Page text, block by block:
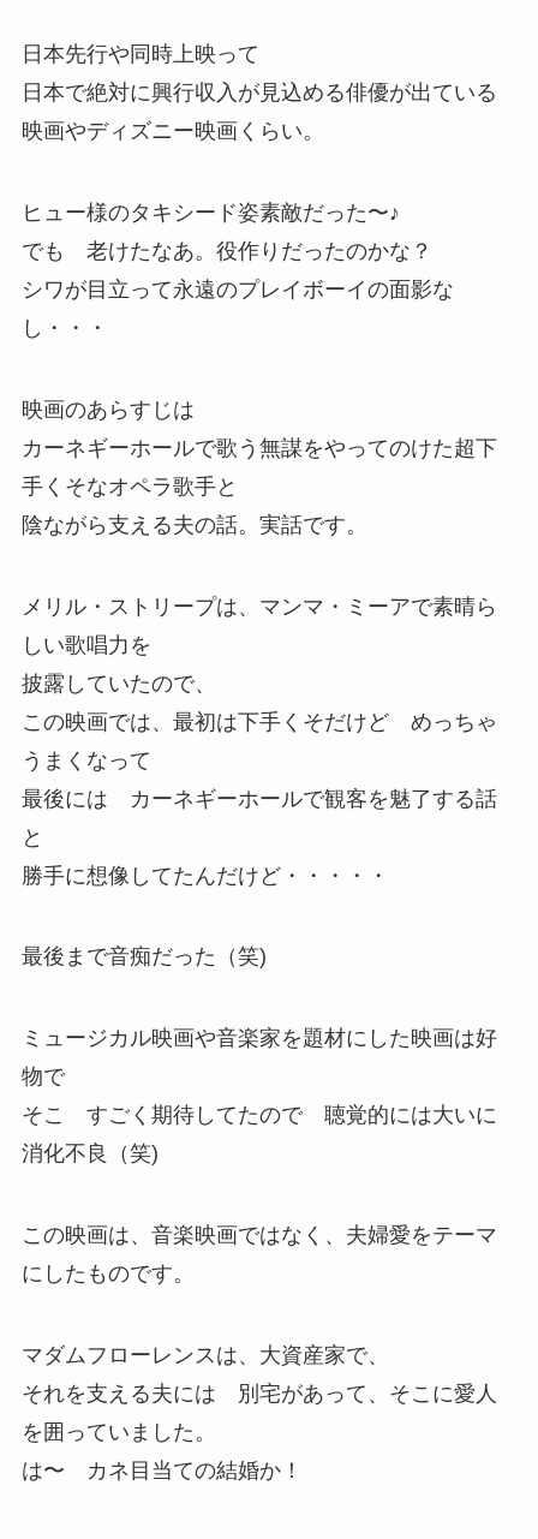
日本先行や同時上映って
日本で絶対に興行収入が見込める俳優が出ている
映画やディズニー映画くらい。
ヒュー様のタキシード姿素敵だった〜♪
でも 老けたなあ。役作りだったのかな？
シワが目立って永遠のプレイボーイの面影な
し・・・
映画のあらすじは
カーネギーホールで歌う無謀をやってのけた超下
手くそなオペラ歌手と
陰ながら支える夫の話。実話です。
メリル・ストリープは、マンマ・ミーアで素晴ら
しい歌唱力を
披露していたので、
この映画では、最初は下手くそだけど めっちゃ
うまくなって
最後には カーネギーホールで観客を魅了する話
と
勝手に想像してたんだけど・・・・・
最後まで音痴だった（笑)
ミュージカル映画や音楽家を題材にした映画は好
物で
そこ すごく期待してたので 聴覚的には大いに
消化不良（笑)
この映画は、音楽映画ではなく、夫婦愛をテーマ
にしたものです。
マダムフローレンスは、大資産家で、
それを支える夫には 別宅があって、そこに愛人
を囲っていました。
は〜 カネ目当ての結婚か！